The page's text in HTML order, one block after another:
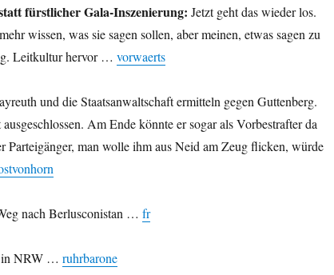
fürstlicher Gala-Inszenierung: Jetzt geht das wieder los.
wissen, was sie sagen sollen, aber meinen, etwas sagen zu
Leitkultur hervor … vorwaerts
und die Staatsanwaltschaft ermitteln gegen Guttenberg.
Am Ende könnte er sogar als Vorbestrafter da
Parteigänger, man wolle ihm aus Neid am Zeug flicken, würde
nach Berlusconistan … fr
in NRW … ruhrbarone